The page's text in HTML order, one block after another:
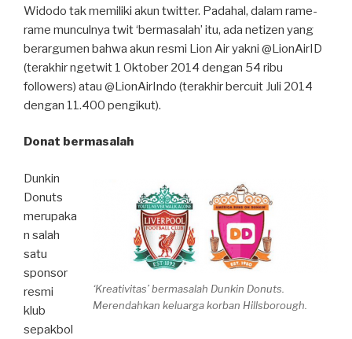
Widodo tak memiliki akun twitter. Padahal, dalam rame-
rame munculnya twit ‘bermasalah’ itu, ada netizen yang
berargumen bahwa akun resmi Lion Air yakni @LionAirID
(terakhir ngetwit 1 Oktober 2014 dengan 54 ribu
followers) atau @LionAirIndo (terakhir bercuit Juli 2014
dengan 11.400 pengikut).
Donat bermasalah
‘Kreativitas’ bermasalah Dunkin Donuts.
Merendahkan keluarga korban Hillsborough.
Dunkin
Donuts
merupaka
n salah
satu
sponsor
resmi
klub
sepakbol